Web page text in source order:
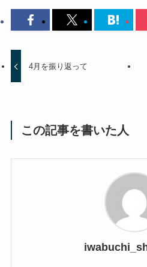
4月を振り返って
この記事を書いた人